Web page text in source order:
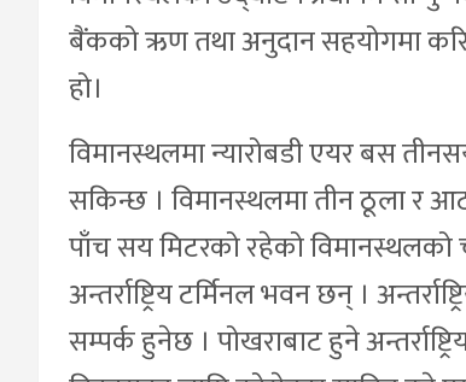
बैंकको ऋण तथा अनुदान सहयोगमा
हो।
विमानस्थलमा न्यारोबडी एयर बस
सकिन्छ । विमानस्थलमा तीन ठूला र
पाँच सय मिटरको रहेको विमानस्थलको
अन्तर्राष्ट्रिय टर्मिनल भवन छन् ।
सम्पर्क हुनेछ । पोखराबाट हुने